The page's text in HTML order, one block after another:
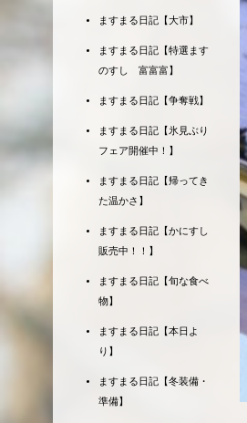
ますまる日記【大市】
ますまる日記【特選ます
のすし 富富富】
ますまる日記【争奪戦】
ますまる日記【氷見ぶり
フェア開催中！】
ますまる日記【帰ってき
た温かさ】
ますまる日記【かにすし
販売中！！】
ますまる日記【旬な食べ
物】
ますまる日記【本日よ
り】
ますまる日記【冬装備・
準備】